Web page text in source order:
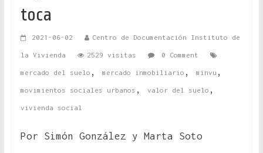
toca
2021-06-02 Centro de Documentación Instituto de
la Vivienda 2529 visitas 0 Comment
mercado del suelo , mercado inmobiliario , minvu ,
movimientos sociales urbanos , valor del suelo ,
vivienda social
Por Simón González y Marta Soto